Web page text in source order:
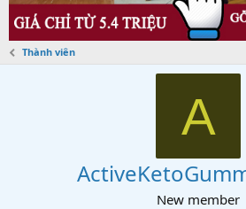
Thành viên
A
New member